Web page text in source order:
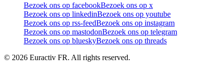
Bezoek ons op facebookBezoek ons op x
Bezoek ons op linkedinBezoek ons op youtube
Bezoek ons op rss-feedBezoek ons op instagram
Bezoek ons op mastodonBezoek ons op telegram
Bezoek ons op blueskyBezoek ons op threads
© 2026 Euractiv FR. All rights reserved.